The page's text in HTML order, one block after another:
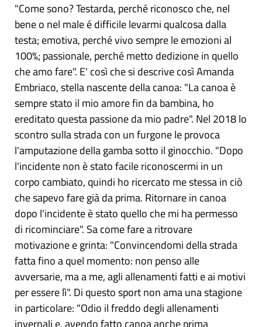
"Come sono? Testarda, perché riconosco che, nel
bene o nel male é difficile levarmi qualcosa dalla
testa; emotiva, perché vivo sempre le emozioni al
100%; passionale, perché metto dedizione in quello
che amo fare". E' così che si descrive così Amanda
Embriaco, stella nascente della canoa: "La canoa è
sempre stato il mio amore fin da bambina, ho
ereditato questa passione da mio padre". Nel 2018 lo
scontro sulla strada con un furgone le provoca
l'amputazione della gamba sotto il ginocchio. "Dopo
l'incidente non è stato facile riconoscermi in un
corpo cambiato, quindi ho ricercato me stessa in ciò
che sapevo fare già da prima. Ritornare in canoa
dopo l'incidente è stato quello che mi ha permesso
di ricominciare". Sa come fare a ritrovare
motivazione e grinta: "Convincendomi della strada
fatta fino a quel momento: non penso alle
avversarie, ma a me, agli allenamenti fatti e ai motivi
per essere lì". Di questo sport non ama una stagione
in particolare: "Odio il freddo degli allenamenti